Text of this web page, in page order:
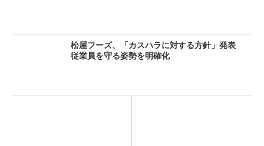
松屋フーズ、「カスハラに対する方針」発表
従業員を守る姿勢を明確化